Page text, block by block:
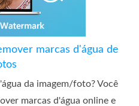
marcas d'água de
da imagem/foto? Você
marcas d'água online e